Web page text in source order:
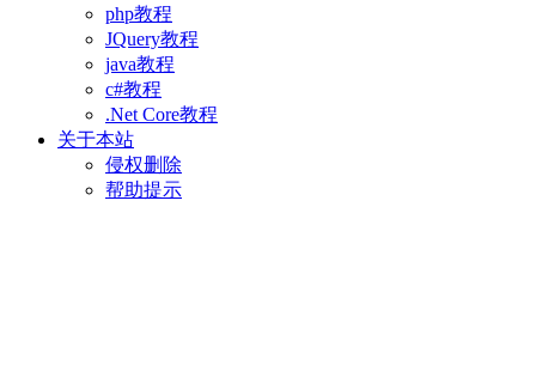
php教程
JQuery教程
java教程
c#教程
.Net Core教程
关于本站
侵权删除
帮助提示